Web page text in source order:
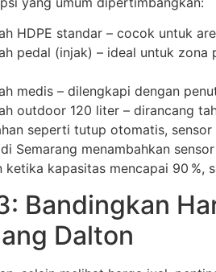
HDPE standar – cocok untuk
pedal (injak) – ideal untuk
medis – dilengkapi dengan
outdoor 120 liter – dirancang
seperti tutup otomatis,
Semarang menambahkan
ketika kapasitas mencapai 90
Bandingkan
Dalton